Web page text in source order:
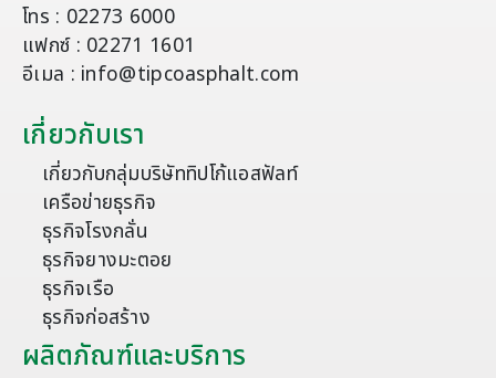
โทร : 02273 6000
แฟกซ์ : 02271 1601
อีเมล : info@tipcoasphalt.com
เกี่ยวกับเรา
เกี่ยวกับกลุ่มบริษัททิปโก้แอสฟัลท์
เครือข่ายธุรกิจ
ธุรกิจโรงกลั่น
ธุรกิจยางมะตอย
ธุรกิจเรือ
ธุรกิจก่อสร้าง
ผลิตภัณฑ์และบริการ